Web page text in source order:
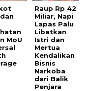
MoU
Raup Rp 42
Miliar, Napi
Lapas Palu
Libatkan
Istri dan
Mertua
Kendalikan
Bisnis
Narkoba
dari Balik
Penjara